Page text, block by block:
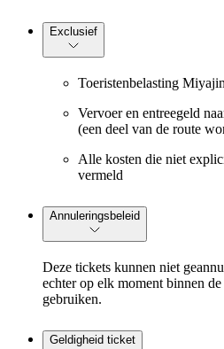
Exclusief
Toeristenbelasting
Vervoer en entreegeld
(een deel van de route
Alle kosten die niet
vermeld
Annuleringsbeleid
Deze tickets kunnen niet
echter op elk moment binnen
gebruiken.
Geldigheid ticket